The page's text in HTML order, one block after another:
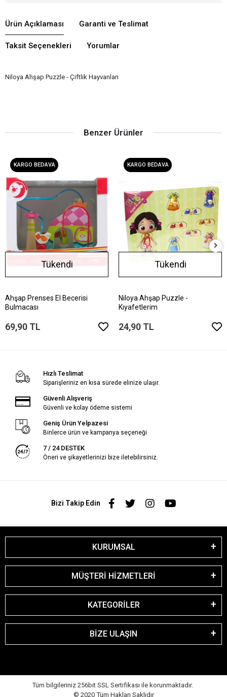
Ürün Açıklaması Garanti ve Teslimat
Taksit Seçenekleri Yorumlar
Niloya Ahşap Puzzle - Çiftlik Hayvanları
Benzer Ürünler
KARGO BEDAVA
Tükendi
Ahşap Prenses El Becerisi
Bulmacası
69,90 TL
KARGO BEDAVA
Tükendi
Niloya Ahşap Puzzle -
Kıyafetlerim
24,90 TL
Hızlı Teslimat
Siparişleriniz en kısa sürede elinize ulaşır.
Güvenli Alışveriş
Güvenli ve kolay ödeme sistemi
Geniş Ürün Yelpazesi
Binlerce ürün ve kampanya seçeneği
7 / 24 DESTEK
Öneri ve şikayetlerinizi bize iletebilirsiniz.
Bizi Takip Edin
KURUMSAL
MÜŞTERİ HİZMETLERİ
KATEGORİLER
BİZE ULAŞIN
Tüm bilgileriniz 256bit SSL Sertifikası ile korunmaktadır.
© 2020 Tüm Hakları Saklıdır